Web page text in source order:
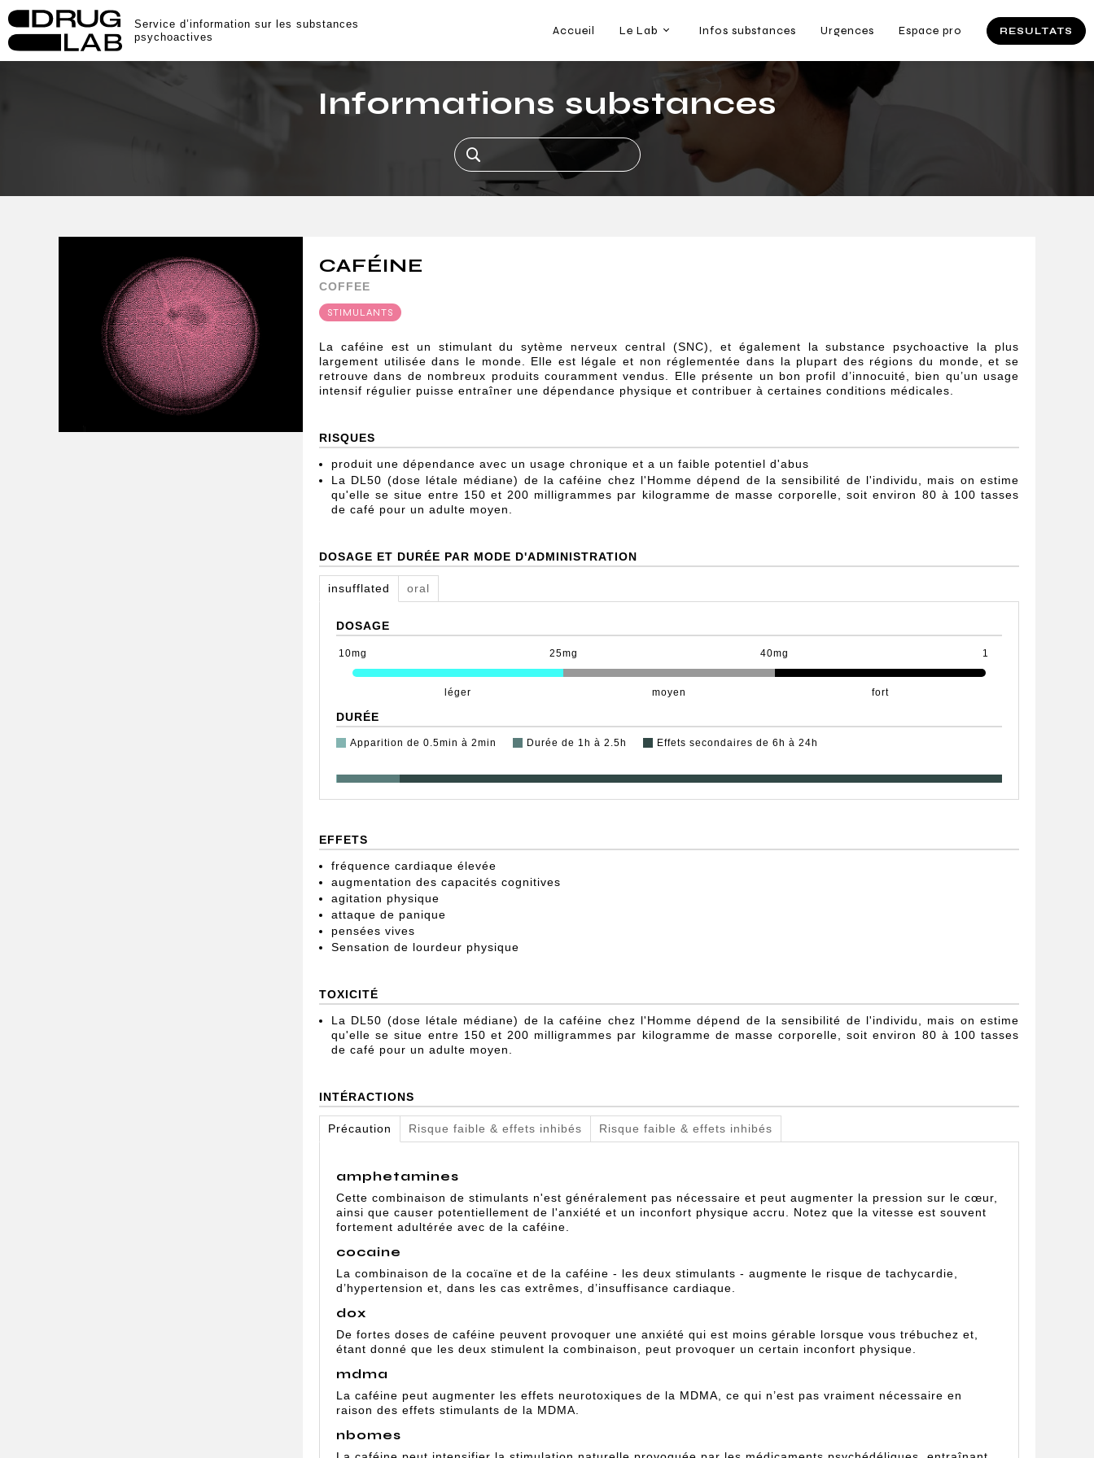
Service d’information sur les substances
psychoactives
Accueil Le Lab Infos substances Urgences Espace pro RESULTATS
Informations substances
CAFÉINE
COFFEE
STIMULANTS
La caféine est un stimulant du sytème nerveux central (SNC), et également la substance psychoactive la plus
largement utilisée dans le monde. Elle est légale et non réglementée dans la plupart des régions du monde, et se
retrouve dans de nombreux produits couramment vendus. Elle présente un bon profil d’innocuité, bien qu’un usage
intensif régulier puisse entraîner une dépendance physique et contribuer à certaines conditions médicales.
RISQUES
produit une dépendance avec un usage chronique et a un faible potentiel d'abus
La DL50 (dose létale médiane) de la caféine chez l'Homme dépend de la sensibilité de l'individu, mais on estime
qu'elle se situe entre 150 et 200 milligrammes par kilogramme de masse corporelle, soit environ 80 à 100 tasses
de café pour un adulte moyen.
DOSAGE ET DURÉE PAR MODE D'ADMINISTRATION
insufflated oral
DOSAGE
10mg
léger
25mg
moyen
40mg
fort
1
DURÉE
Apparition de 0.5min à 2min Durée de 1h à 2.5h Effets secondaires de 6h à 24h
EFFETS
fréquence cardiaque élevée
augmentation des capacités cognitives
agitation physique
attaque de panique
pensées vives
Sensation de lourdeur physique
TOXICITÉ
La DL50 (dose létale médiane) de la caféine chez l'Homme dépend de la sensibilité de l'individu, mais on estime
qu'elle se situe entre 150 et 200 milligrammes par kilogramme de masse corporelle, soit environ 80 à 100 tasses
de café pour un adulte moyen.
INTÉRACTIONS
Précaution Risque faible & effets inhibés Risque faible & effets inhibés
amphetamines
Cette combinaison de stimulants n'est généralement pas nécessaire et peut augmenter la pression sur le cœur,
ainsi que causer potentiellement de l'anxiété et un inconfort physique accru. Notez que la vitesse est souvent
fortement adultérée avec de la caféine.
cocaine
La combinaison de la cocaïne et de la caféine - les deux stimulants - augmente le risque de tachycardie,
d’hypertension et, dans les cas extrêmes, d’insuffisance cardiaque.
dox
De fortes doses de caféine peuvent provoquer une anxiété qui est moins gérable lorsque vous trébuchez et,
étant donné que les deux stimulent la combinaison, peut provoquer un certain inconfort physique.
mdma
La caféine peut augmenter les effets neurotoxiques de la MDMA, ce qui n’est pas vraiment nécessaire en
raison des effets stimulants de la MDMA.
nbomes